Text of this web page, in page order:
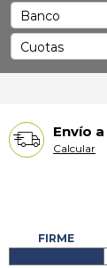
Envío
Calcular